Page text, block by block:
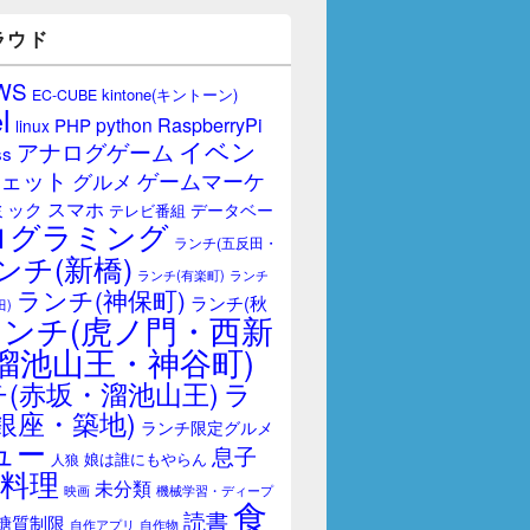
ウド
EC-CUBE kintone(キントーン)
linux PHPpython RaspberryPi
アナログゲーム イベン
ット グルメ ゲームマーケ
ック スマホ テレビ番組 データベー
グラミング ランチ(五反田・
チ(新橋) ランチ(有楽町) ランチ
) ランチ(神保町) ランチ(秋
チ(虎ノ門・西新
池山王・神谷町)
赤坂・溜池山王) ラ
座・築地) ランチ限定グルメ
ー 人狼 娘は誰にもやらん 息子
料理 映画 未分類 機械学習・ディープ
質制限 自作アプリ 自作物 読書食